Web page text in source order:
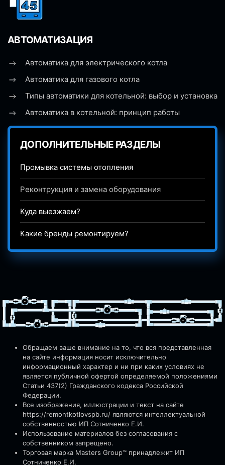
АВТОМАТИЗАЦИЯ
Автоматика для электрического котла
Автоматика для газового котла
Типы автоматики для котельной: выбор и установка
Автоматика в котельной: принцип работы
ДОПОЛНИТЕЛЬНЫЕ РАЗДЕЛЫ
Промывка системы отопления
Реконтрукция и замена оборудования
Куда выезжаем?
Какие бренды ремонтируем?
Обращаем ваше внимание на то, что вся представленная
на сайте информация носит исключительно
информационный характер и ни при каких условиях не
является публичной офертой определяемой положениями
Статьи 437(2) Гражданского кодекса Российской
Федерации.
Все изображения, иллюстрации и текст на сайте
https://remontkotlovspb.ru/ являются интеллектуальной
собственностью ИП Сотниченко Е.И.
Использование материалов без согласования с
собственником запрещено.
Торговая марка Masters Group™ принадлежит ИП
Сотниченко Е.И.